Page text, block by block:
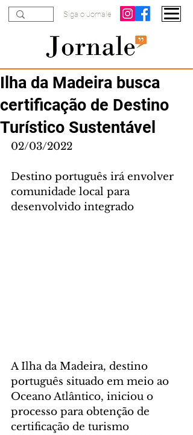
Siga o Jornale
Ilha da Madeira busca
certificação de Destino
Turístico Sustentável
02/03/2022
Destino português irá envolver
comunidade local para
desenvolvido integrado
A Ilha da Madeira, destino
português situado em meio ao
Oceano Atlântico, iniciou o
processo para obtenção de
certificação de turismo